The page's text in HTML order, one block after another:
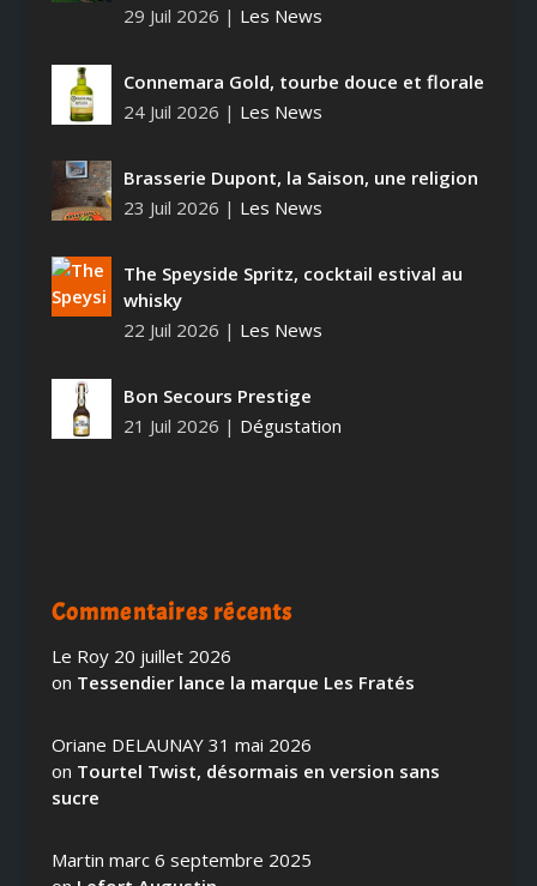
29 Juil 2026 | Les News
Connemara Gold, tourbe douce et florale
24 Juil 2026 | Les News
Brasserie Dupont, la Saison, une religion
23 Juil 2026 | Les News
The Speyside Spritz, cocktail estival au
whisky
22 Juil 2026 | Les News
Bon Secours Prestige
21 Juil 2026 | Dégustation
Commentaires récents
Le Roy 20 juillet 2026
on Tessendier lance la marque Les Fratés
Oriane DELAUNAY 31 mai 2026
on Tourtel Twist, désormais en version sans
sucre
Martin marc 6 septembre 2025